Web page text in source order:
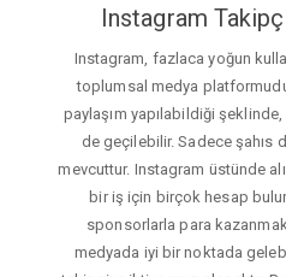
Instagram
Instagram, fazlaca yoğun
toplumsal medya
paylaşım yapılabildiği
de geçilebilir. Sadece şahıs
mevcuttur. Instagram üstünde
bir iş için birçok hesap
sponsorlarla para
medyada iyi bir noktada